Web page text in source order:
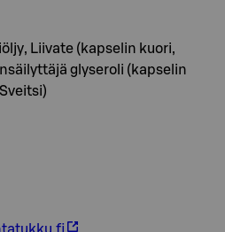
Liivate (kapselin kuori,
glyseroli (kapselin